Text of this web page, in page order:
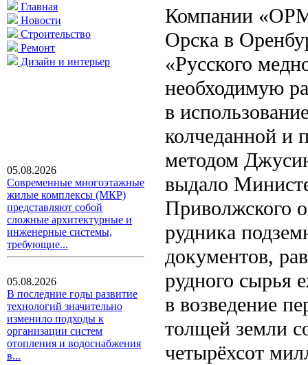
Главная
Новости
Строительство
Ремонт
Дизайн и интерьер
05.08.2026
Современные многоэтажные
жилые комплексы (МКР)
представляют собой
сложные архитектурные и
инженерные системы,
требующие...
05.08.2026
В последние годы развитие
технологий значительно
изменило подходы к
организации систем
отопления и водоснабжения
в...
Компании
Орска в
«Русского
необходимую
в
колчеданной и
методом
выдало
Приволжского
рудника
документов,
рудного сырья
в возведение
толщей земли
четырёхсот